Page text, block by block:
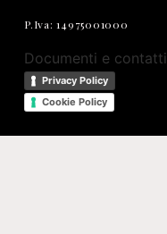
P.Iva: 14975001000
Documenti e contatti
Privacy Policy
Cookie Policy